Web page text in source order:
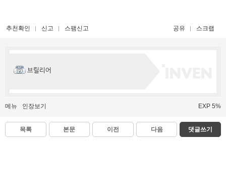
추천확인 신고 스팸신고 공유 스크랩
브릴리어
메뉴 인장보기 EXP 5%
목록 본문 이전 다음 댓글쓰기